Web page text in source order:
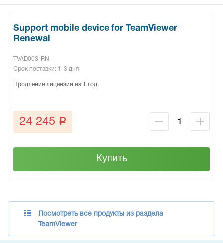
Support mobile device for TeamViewer
Renewal
TVAD003-RN
Срок поставки: 1-3 дня
Продление лицензии на 1 год.
24 245 q
Купить
Посмотреть все продукты из раздела
TeamViewer